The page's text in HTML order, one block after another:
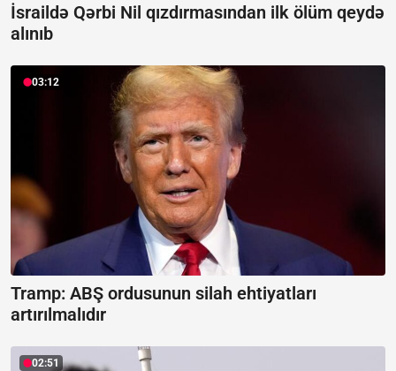
İsraildə Qərbi Nil qızdırmasından ilk ölüm qeydə
alınıb
03:12
Tramp: ABŞ ordusunun silah ehtiyatları
artırılmalıdır
02:51